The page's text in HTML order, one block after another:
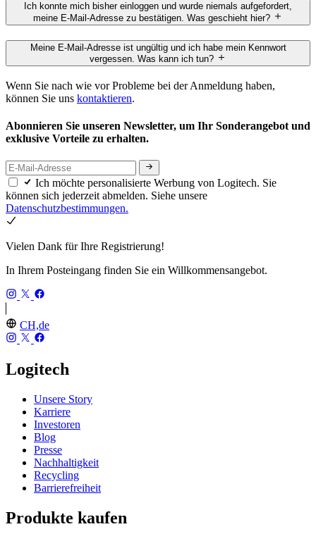
Ich konnte mich bisher einloggen und wurde niemals aufgefordert,
meine E-Mail-Adresse zu bestätigen. Was geschieht hier?
Meine E-Mail-Adresse ist ungültig und ich habe mein Kennwort
vergessen. Was kann ich tun?
Wenn Sie nach wie vor Probleme bei der Anmeldung haben,
können Sie uns kontaktieren.
Abonnieren Sie unseren Newsletter, um Ihr Sonderangebot und
exklusive Vorteile zu erhalten.
Ich möchte personalisierte Werbung von Logitech. Sie
können sich jederzeit abmelden. Siehe unsere
Datenschutzbestimmungen.
Vielen Dank für Ihre Registrierung!
In Ihrem Posteingang finden Sie ein Willkommensangebot.
CH,de
Logitech
Unsere Story
Karriere
Investoren
Blog
Presse
Nachhaltigkeit
Recycling
Barrierefreiheit
Produkte kaufen